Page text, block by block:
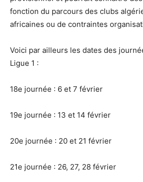
fonction du parcours des clubs
africaines ou de contraintes
Voici par ailleurs les dates des
Ligue 1 :
18e journée : 6 et 7 février
19e journée : 13 et 14 février
20e journée : 20 et 21 février
21e journée : 26, 27, 28 février